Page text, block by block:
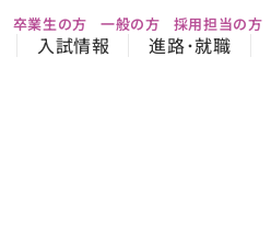
卒業生の方 一般の方 採用担当の方
入試情報 進路･就職